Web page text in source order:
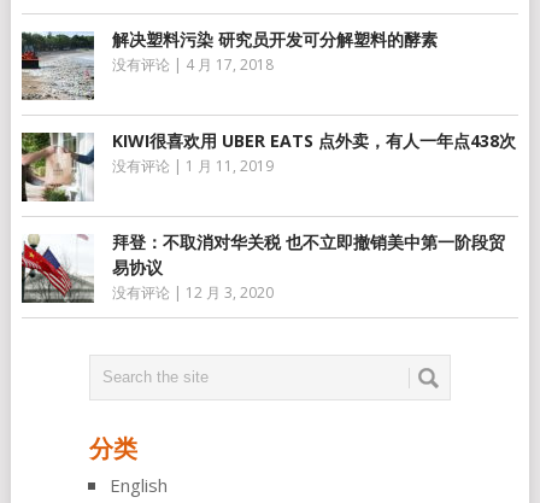
解决塑料污染 研究员开发可分解塑料的酵素
没有评论 | 4 月 17, 2018
KIWI很喜欢用 UBER EATS 点外卖，有人一年点438次
没有评论 | 1 月 11, 2019
拜登：不取消对华关税 也不立即撤销美中第一阶段贸
易协议
没有评论 | 12 月 3, 2020
分类
English